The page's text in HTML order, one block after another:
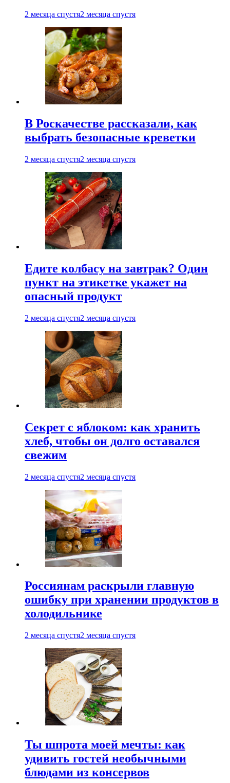
2 месяца спустя2 месяца спустя
В Роскачестве рассказали, как
выбрать безопасные креветки
2 месяца спустя2 месяца спустя
Едите колбасу на завтрак? Один
пункт на этикетке укажет на
опасный продукт
2 месяца спустя2 месяца спустя
Секрет с яблоком: как хранить
хлеб, чтобы он долго оставался
свежим
2 месяца спустя2 месяца спустя
Россиянам раскрыли главную
ошибку при хранении продуктов в
холодильнике
2 месяца спустя2 месяца спустя
Ты шпрота моей мечты: как
удивить гостей необычными
блюдами из консервов